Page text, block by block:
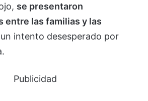
se presentaron
entre las familias y las
intento desesperado por
Publicidad